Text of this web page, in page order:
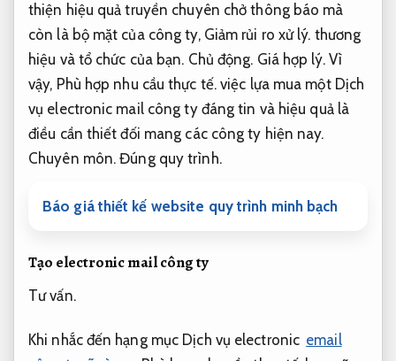
thiện hiệu quả truyền chuyên chở thông báo mà
còn là bộ mặt của công ty, Giảm rủi ro xử lý. thương
hiệu và tổ chức của bạn. Chủ động. Giá hợp lý.Vì
vậy, Phù hợp nhu cầu thực tế.việc lựa mua một Dịch
vụ electronic mail công ty đáng tin và hiệu quả là
điều cần thiết đối mang các công ty hiện nay.
Chuyên môn. Đúng quy trình.
Báo giá thiết kế website quy trình minh bạch
Tạo electronic mail công ty
Tư vấn.
Khi nhắc đến hạng mục Dịch vụ electronic email